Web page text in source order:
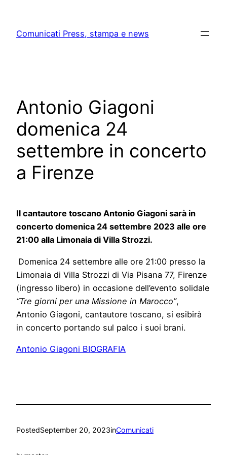
content
Comunicati Press, stampa e news
Antonio Giagoni
domenica 24
settembre in concerto
a Firenze
Il cantautore toscano Antonio Giagoni sarà in
concerto domenica 24 settembre 2023 alle ore
21:00 alla Limonaia di Villa Strozzi.
Domenica 24 settembre alle ore 21:00 presso la
Limonaia di Villa Strozzi di Via Pisana 77, Firenze
(ingresso libero) in occasione dell’evento solidale
“Tre giorni per una Missione in Marocco”,
Antonio Giagoni, cantautore toscano, si esibirà
in concerto portando sul palco i suoi brani.
Antonio Giagoni BIOGRAFIA
PostedSeptember 20, 2023inComunicati